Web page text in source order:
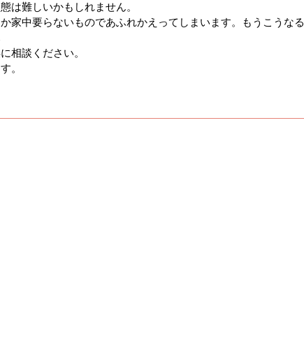
は難しいかもしれません。
家中要らないものであふれかえってしまいます。もうこうなる
相談ください。
。